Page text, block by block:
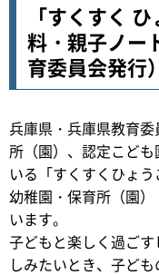
「すくすく
料・親子ノー
育委員会発行）
兵庫県・兵庫県教育
所（園）、認定こど
いる「すくすくひょ
幼稚園・保育所（園
います。
子どもと楽しく過ご
しみたいとき、子ど